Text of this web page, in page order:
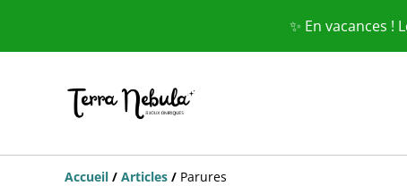
✨ En vacances
Accueil / Articles / Parures